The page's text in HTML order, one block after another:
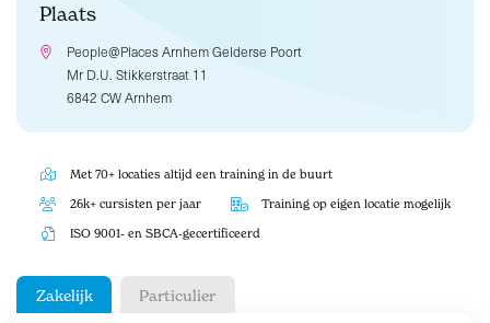
Plaats
People@Places Arnhem Gelderse Poort
Mr D.U. Stikkerstraat 11
6842 CW Arnhem
Met 70+ locaties altijd een training in de buurt
26k+ cursisten per jaar Training op eigen locatie mogelijk
ISO 9001- en SBCA-gecertificeerd
Zakelijk Particulier